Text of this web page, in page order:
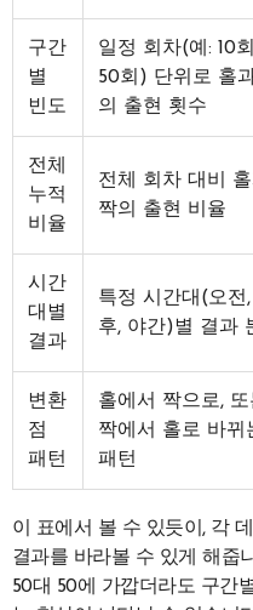
구간
별
빈도
일정 회차(예: 10
50회) 단위로 홀
의 출현 횟수
전체
누적
비율
전체 회차 대비
짝의 출현 비율
시간
대별
결과
특정 시간대(오전
후, 야간)별 결과
변환
점
패턴
홀에서 짝으로, 또
짝에서 홀로 바뀌
패턴
이 표에서 볼 수 있듯이, 각
결과를 바라볼 수 있게 해줍
50대 50에 가깝더라도 구간